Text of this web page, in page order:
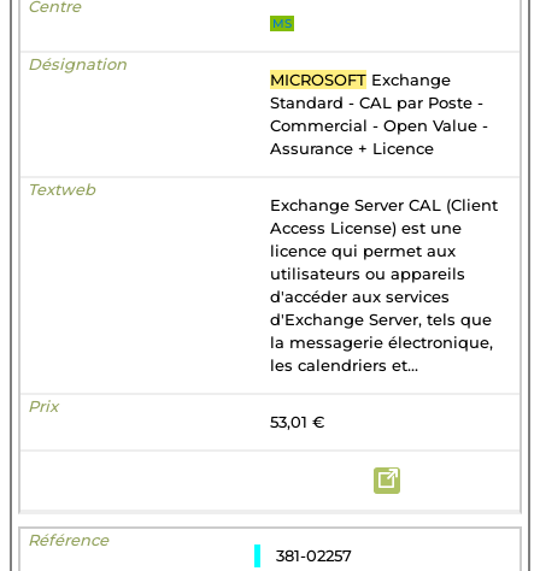
MS
MICROSOFT Exchange
Standard - CAL par Poste -
Commercial - Open Value -
Assurance + Licence
Exchange Server CAL (Client
Access License) est une
licence qui permet aux
utilisateurs ou appareils
d'accéder aux services
d'Exchange Server, tels que
la messagerie électronique,
les calendriers et...
53,01 €
381-02257